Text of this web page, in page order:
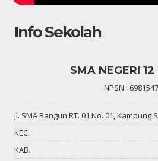
Info Sekolah
SMA NEGERI
NPSN :
Jl. SMA Bangun RT. 01 No. 01, Kampung
KEC.
KAB.